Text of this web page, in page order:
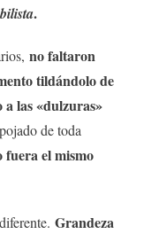
.
no faltaron
tildándolo de
las «dulzuras»
de toda
fuera el mismo
Grandeza